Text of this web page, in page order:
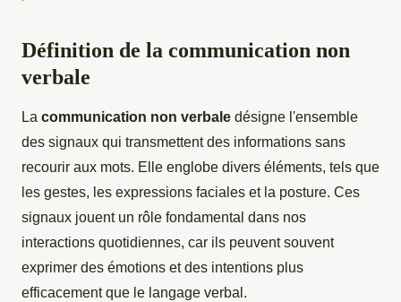
Définition de la communication non
verbale
La communication non verbale désigne l'ensemble
des signaux qui transmettent des informations sans
recourir aux mots. Elle englobe divers éléments, tels que
les gestes, les expressions faciales et la posture. Ces
signaux jouent un rôle fondamental dans nos
interactions quotidiennes, car ils peuvent souvent
exprimer des émotions et des intentions plus
efficacement que le langage verbal.